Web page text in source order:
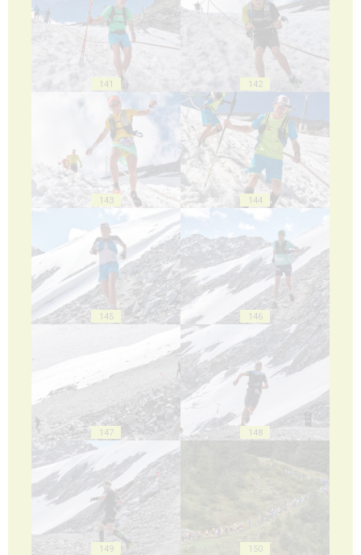
141 142
143 144
145 146
147 148
149 150